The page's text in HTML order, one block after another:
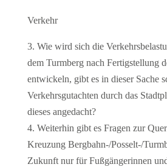
Verkehr
3. Wie wird sich die
dem Turmberg nach Fertigstellung
entwickeln, gibt es in dieser Sache
Verkehrsgutachten durch das
dieses angedacht?
4. Weiterhin gibt es Fragen zur
Kreuzung Bergbahn-/Posselt-/
Zukunft nur für Fußgängerinnen